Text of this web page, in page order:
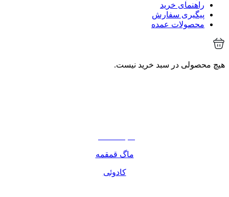
راهنمای خرید
پیگیری سفارش
محصولات عمده
هیچ محصولی در سبد خرید نیست.
ماگ قمقمه
کادوئی